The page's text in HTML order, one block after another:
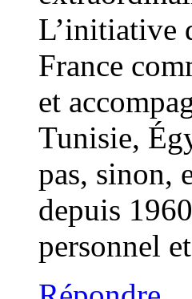
L’initiative
France
et
Tunisie,
pas, sinon,
depuis
personnel